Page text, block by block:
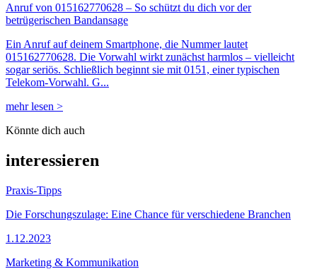
Anruf von 015162770628 – So schützt du dich vor der
betrügerischen Bandansage
Ein Anruf auf deinem Smartphone, die Nummer lautet
015162770628. Die Vorwahl wirkt zunächst harmlos – vielleicht
sogar seriös. Schließlich beginnt sie mit 0151, einer typischen
Telekom-Vorwahl. G...
mehr lesen >
Könnte dich auch
interessieren
Praxis-Tipps
Die Forschungszulage: Eine Chance für verschiedene Branchen
1.12.2023
Marketing & Kommunikation